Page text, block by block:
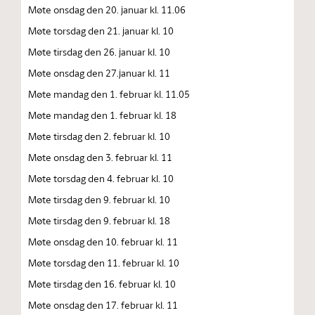
Møte onsdag den 20. januar kl. 11.06
Møte torsdag den 21. januar kl. 10
Møte tirsdag den 26. januar kl. 10
Møte onsdag den 27.januar kl. 11
Møte mandag den 1. februar kl. 11.05
Møte mandag den 1. februar kl. 18
Møte tirsdag den 2. februar kl. 10
Møte onsdag den 3. februar kl. 11
Møte torsdag den 4. februar kl. 10
Møte tirsdag den 9. februar kl. 10
Møte tirsdag den 9. februar kl. 18
Møte onsdag den 10. februar kl. 11
Møte torsdag den 11. februar kl. 10
Møte tirsdag den 16. februar kl. 10
Møte onsdag den 17. februar kl. 11